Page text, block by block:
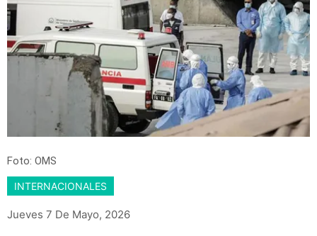
Foto: OMS
INTERNACIONALES
Jueves 7 De Mayo, 2026